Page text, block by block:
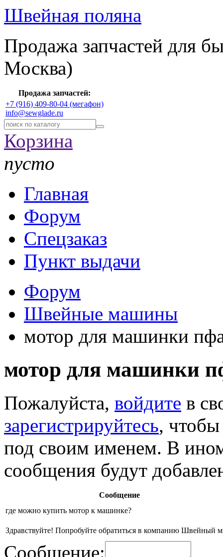
Швейная поляна
Продажа запчастей для
Москва)
Продажа запчастей:
+7 (916) 409-80-04 (мегафон)
info@sewglade.ru
Корзина
пусто
Главная
Форум
Спецзаказ
Пункт выдачи
Форум
Швейные машины
мотор для машинки
мотор для машинки
Пожалуйста, войдите в
зарегистрируйтесь,
под своим именем. В
сообщения будут
Сообщение
где можно купить мотор к машинке?
Здравствуйте! Попробуйте обратиться в компанию Швейный
Сообщение: